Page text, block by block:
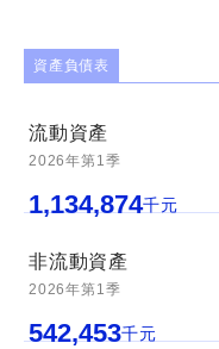
資產負債表
流動資產
2026年第1季
1,134,874千元
非流動資產
2026年第1季
542,453千元